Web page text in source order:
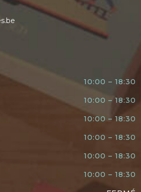
10:00 – 18:30
10:00 – 18:30
10:00 – 18:30
10:00 – 18:30
10:00 – 18:30
10:00 – 18:30